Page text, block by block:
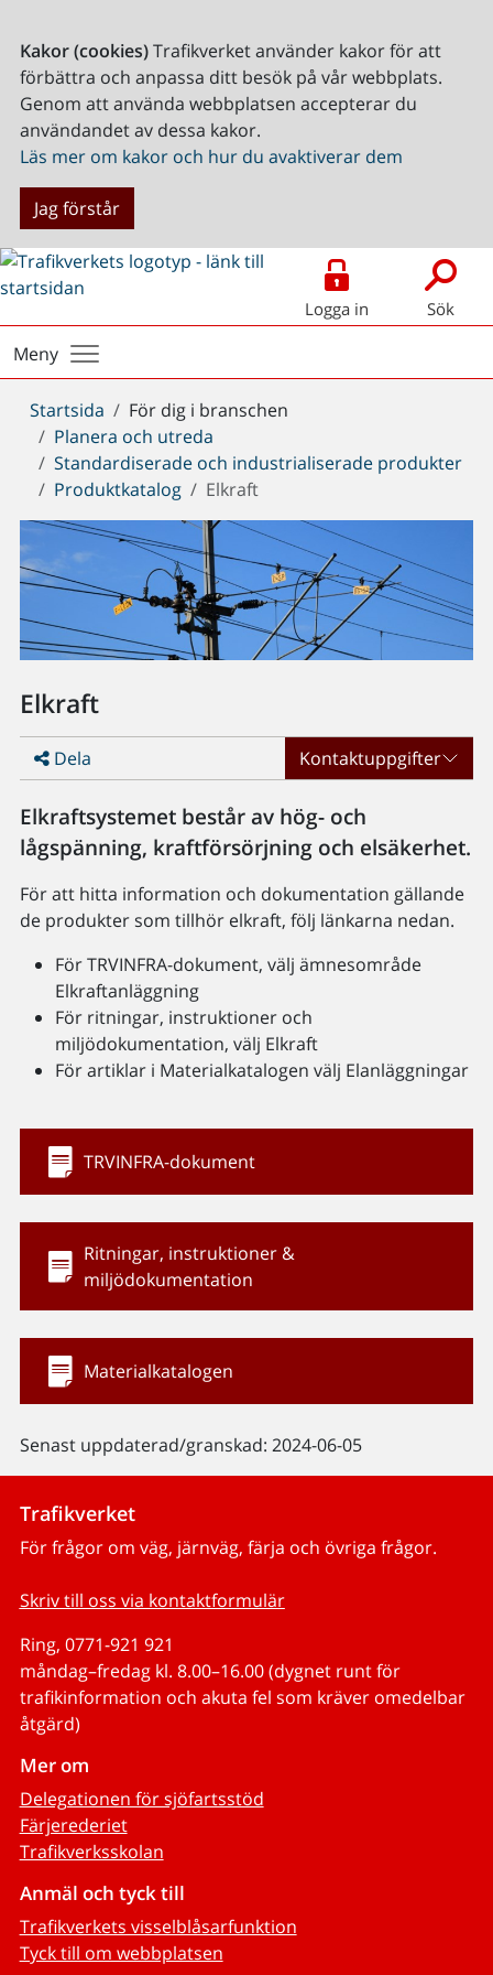
Kakor (cookies)Trafikverket använder kakor för att
förbättra och anpassa ditt besök på vår webbplats.
Genom att använda webbplatsen accepterar du
användandet av dessa kakor.
Läs mer om kakor och hur du avaktiverar dem
Jag förstår
Logga in Sök
Meny
Du
är
här:
Startsida
För dig i branschen
Planera och utreda
Standardiserade och industrialiserade produkter
Produktkatalog
Elkraft
Elkraft
Dela Kontaktuppgifter
Elkraftsystemet består av hög- och
lågspänning, kraftförsörjning och elsäkerhet.
För att hitta information och dokumentation gällande
de produkter som tillhör elkraft, följ länkarna nedan.
För TRVINFRA-dokument, välj ämnesområde
Elkraftanläggning
För ritningar, instruktioner och
miljödokumentation, välj Elkraft
För artiklar i Materialkatalogen välj Elanläggningar
TRVINFRA-dokument
Ritningar, instruktioner &
miljödokumentation
Materialkatalogen
Senast uppdaterad/granskad: 2024-06-05
Trafikverket
För frågor om väg, järnväg, färja och övriga frågor.
Skriv till oss via kontaktformulär
Ring, 0771-921 921
måndag–fredag kl. 8.00–16.00 (dygnet runt för
trafikinformation och akuta fel som kräver omedelbar
åtgärd)
Mer om
Delegationen för sjöfartsstöd
Färjerederiet
Trafikverksskolan
Anmäl och tyck till
Trafikverkets visselblåsarfunktion
Tyck till om webbplatsen